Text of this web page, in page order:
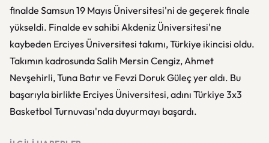
finalde Samsun 19 Mayıs Üniversitesi'ni de geçerek finale
yükseldi. Finalde ev sahibi Akdeniz Üniversitesi'ne
kaybeden Erciyes Üniversitesi takımı, Türkiye ikincisi oldu.
Takımın kadrosunda Salih Mersin Cengiz, Ahmet
Nevşehirli, Tuna Batır ve Fevzi Doruk Güleç yer aldı. Bu
başarıyla birlikte Erciyes Üniversitesi, adını Türkiye 3x3
Basketbol Turnuvası'nda duyurmayı başardı.